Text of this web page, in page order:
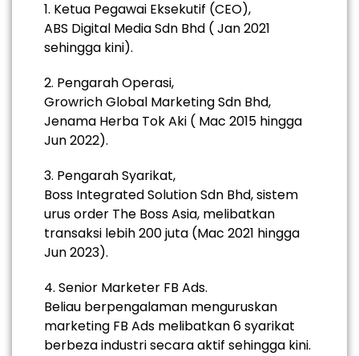
1. Ketua Pegawai Eksekutif (CEO),
ABS Digital Media Sdn Bhd ( Jan 2021
sehingga kini).
2. Pengarah Operasi,
Growrich Global Marketing Sdn Bhd,
Jenama Herba Tok Aki ( Mac 2015 hingga
Jun 2022).
3. Pengarah Syarikat,
Boss Integrated Solution Sdn Bhd, sistem
urus order The Boss Asia, melibatkan
transaksi lebih 200 juta (Mac 2021 hingga
Jun 2023).
4. Senior Marketer FB Ads.
Beliau berpengalaman menguruskan
marketing FB Ads melibatkan 6 syarikat
berbeza industri secara aktif sehingga kini.